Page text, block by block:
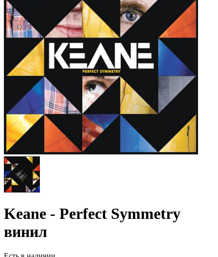
Keane - Perfect Symmetry
винил